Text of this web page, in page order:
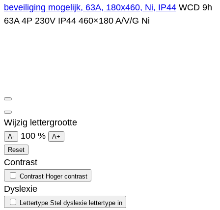
beveiliging mogelijk, 63A, 180x460, Ni, IP44 WCD 9h
63A 4P 230V IP44 460×180 A/V/G Ni
Wijzig lettergrootte
A- 100 %
A+
Reset
Contrast
Contrast Hoger contrast
Dyslexie
Lettertype Stel dyslexie lettertype in